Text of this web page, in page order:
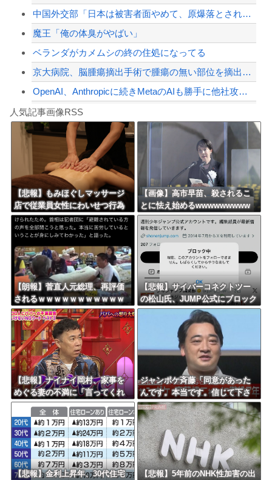
【配信者】「金バエ」のSNS更新が1週間途絶え、様々な憶測が飛び交う。1週間ぶり...
Powered by livedoor 相互RSS
中国外交部「日本は被害者面やめて、原爆落とされた状況を反省すべき」
魔王「俺の体臭がやばい」
ベランダがカメムシの終の住処になってる
京大病院、脳腫瘍摘出手術で腫瘍の無い部位を摘出してしまう 手術ミスで50代女性患...
OpenAI、Anthropicに続きMetaのAIも勝手に他社攻撃 嘘ξけど何...
【動画】自動ドアの仕組みを理解した富山のツバメが賢い。
8/4のニュース
更新中止のお知らせ
海外「おめでとうタキ！」リヴァプール南野がバースデーゴール！！
人気記事画像RSS
【悲報】もみほぐしマッサージ
店で従業員女性にわいせつ行為
かで男を逮捕ｗｗｗｗｗｗｗｗ
ｗ
【画像】高市早苗、殺されるこ
とに怯え始めるwwwwwwwww
【朗報】菅直人元総理、再評価
されるｗｗｗｗｗｗｗｗｗｗｗ
ｗｗｗｗｗｗｗ
【悲報】サイバーコネクトツー
の松山氏、JUMP公式にブロック
されるｗｗｗｗｗｗｗｗｗｗｗ
【悲報】ナイナイ岡村、家事を
めぐる妻の不満に「言ってくれ
たら済む話やん」になるみ「バ
イトやったらクビやで」説教受
け黙り込む
ジャンポケ斉藤「同意があった
んです。本当です。信じて下さ
い」 ←何でこの主張が通らな
いの？
【悲報】金利上昇年、30代住宅
【悲報】5年前のNHK性加害の出